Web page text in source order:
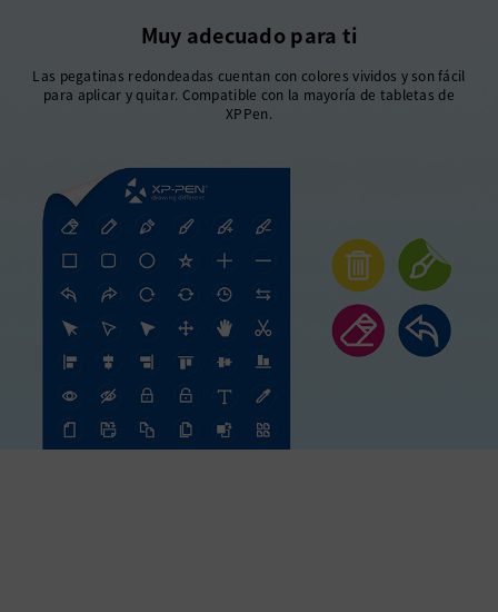
Muy adecuado para ti
Las pegatinas redondeadas cuentan con colores vividos y son fácil
para aplicar y quitar. Compatible con la mayoría de tabletas de
XPPen.